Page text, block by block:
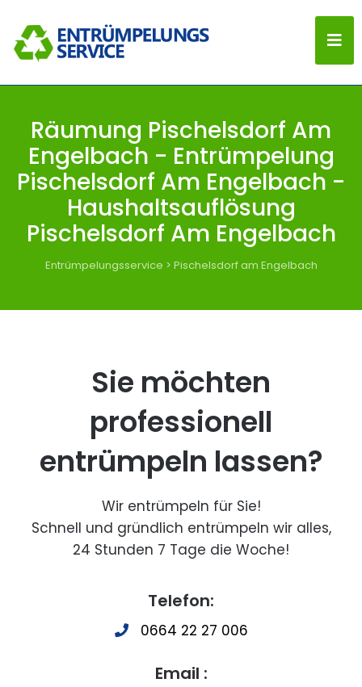
Räumung Pischelsdorf Am
Engelbach - Entrümpelung
Pischelsdorf Am Engelbach -
Haushaltsauflösung
Pischelsdorf Am Engelbach
Entrümpelungsservice > Pischelsdorf am Engelbach
Sie möchten
professionell
entrümpeln lassen?
Wir entrümpeln für Sie!
Schnell und gründlich entrümpeln wir alles,
24 Stunden 7 Tage die Woche!
Telefon:
0664 22 27 006
Email :